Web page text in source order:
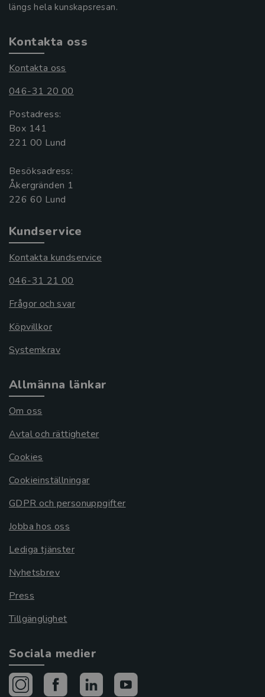
längs hela kunskapsresan.
Kontakta oss
Kontakta oss
046-31 20 00
Postadress:
Box 141
221 00 Lund
Besöksadress:
Åkergränden 1
Kundservice
Kontakta kundservice
046-31 21 00
Frågor och svar
Köpvillkor
Systemkrav
Allmänna länkar
Om oss
Avtal och rättigheter
Cookies
Cookieinställningar
GDPR och personuppgifter
Jobba hos oss
Lediga tjänster
Nyhetsbrev
Press
Tillgänglighet
Sociala medier